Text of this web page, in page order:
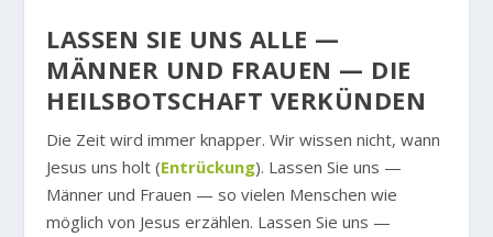
LASSEN SIE UNS ALLE —
MÄNNER UND FRAUEN — DIE
HEILSBOTSCHAFT VERKÜNDEN
Die Zeit wird immer knapper. Wir wissen nicht, wann
Jesus uns holt (Entrückung). Lassen Sie uns —
Männer und Frauen — so vielen Menschen wie
möglich von Jesus erzählen. Lassen Sie uns —